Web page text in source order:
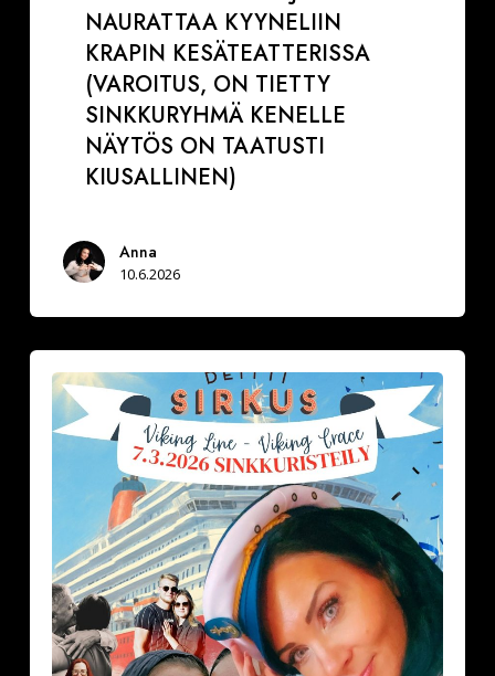
NAURATTAA KYYNELIIN
KRAPIN KESÄTEATTERISSA
(VAROITUS, ON TIETTY
SINKKURYHMÄ KENELLE
NÄYTÖS ON TAATUSTI
KIUSALLINEN)
Anna
10.6.2026
tyypillinen
sinkkuristeilijä?